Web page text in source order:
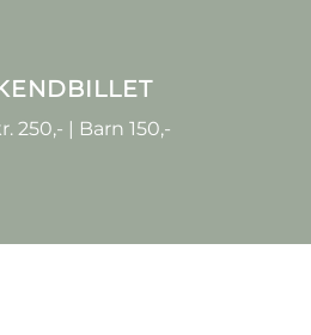
250,- | Barn 150,-